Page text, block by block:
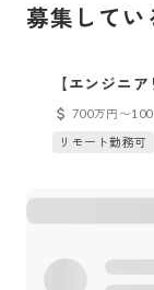
募集してい
【エンジニ
700万円〜
リモート勤務可